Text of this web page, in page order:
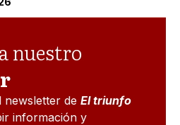
nuestro
newsletter de El triunfo
información y